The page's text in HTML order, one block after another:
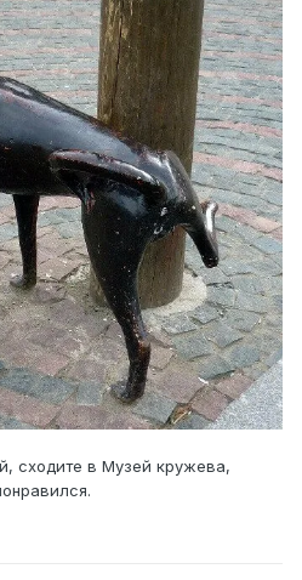
сходите в Музей кружева,